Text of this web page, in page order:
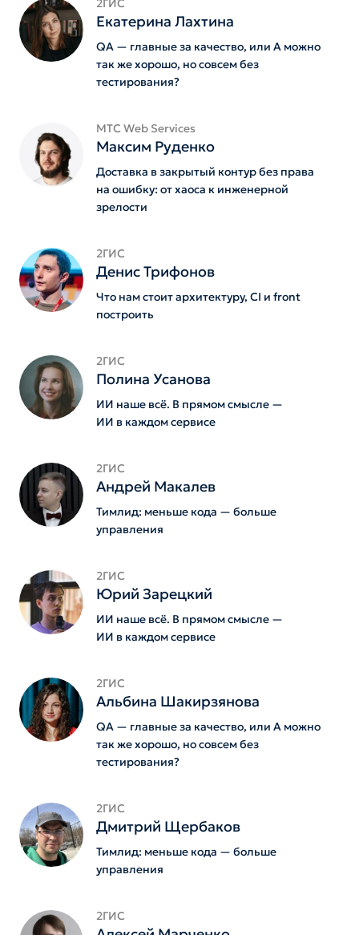
2ГИС
Екатерина Лахтина
QA — главные за качество, или А можно
так же хорошо, но совсем без
тестирования?
MTС Web Services
Максим Руденко
Доставка в закрытый контур без права
на ошибку: от хаоса к инженерной
зрелости
2ГИС
Денис Трифонов
Что нам стоит архитектуру, CI и front
построить
2ГИС
Полина Усанова
ИИ наше всё. В прямом смысле —
ИИ в каждом сервисе
2ГИС
Андрей Макалев
Тимлид: меньше кода — больше
управления
2ГИС
Юрий Зарецкий
ИИ наше всё. В прямом смысле —
ИИ в каждом сервисе
2ГИС
Альбина Шакирзянова
QA — главные за качество, или А можно
так же хорошо, но совсем без
тестирования?
2ГИС
Дмитрий Щербаков
Тимлид: меньше кода — больше
управления
2ГИС